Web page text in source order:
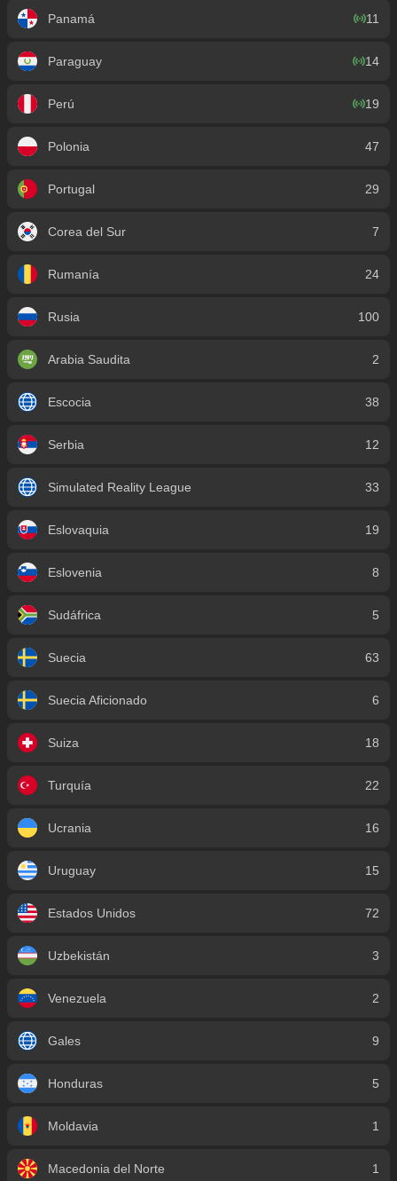
Panamá 11
Paraguay 14
Perú 19
Polonia 47
Portugal 29
Corea del Sur 7
Rumanía 24
Rusia 100
Arabia Saudita 2
Escocia 38
Serbia 12
Simulated Reality League 33
Eslovaquia 19
Eslovenia 8
Sudáfrica 5
Suecia 63
Suecia Aficionado 6
Suiza 18
Turquía 22
Ucrania 16
Uruguay 15
Estados Unidos 72
Uzbekistán 3
Venezuela 2
Gales 9
Honduras 5
Moldavia 1
Macedonia del Norte 1